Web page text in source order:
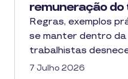
remuneração
Regras, exemplos
se manter dentro
trabalhistas
7 Julho 2026